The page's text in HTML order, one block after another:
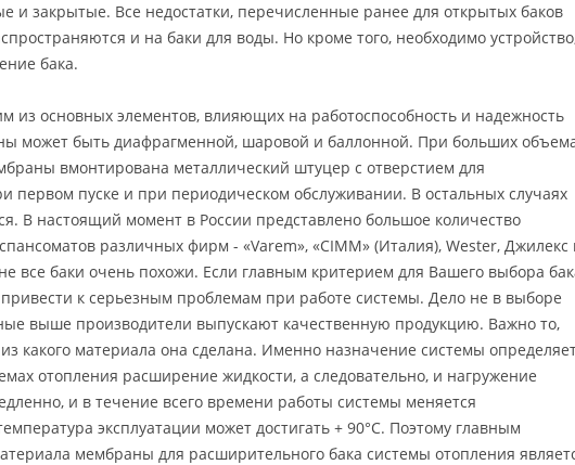
и закрытые. Все недостатки, перечисленные ранее для открытых баков
и на баки для воды. Но кроме того, необходимо
бака.
из основных элементов, влияющих на работоспособность и надежность
может быть диафрагменной, шаровой и баллонной. При больших
вмонтирована металлический штуцер с отверстием для
первом пуске и при периодическом обслуживании. В остальных случаях
В настоящий момент в России представлено большое количество
различных фирм - «Varem», «CIMM» (Италия), Wester, Джилекс
все баки очень похожи. Если главным критерием для Вашего выбора
привести к серьезным проблемам при работе системы. Дело не в выборе
выше производители выпускают качественную продукцию. Важно то,
какого материала она сделана. Именно назначение системы
отопления расширение жидкости, а следовательно, и нагружение
и в течение всего времени работы системы меняется
эксплуатации может достигать + 90°С. Поэтому главным
мембраны для расширительного бака системы отопления